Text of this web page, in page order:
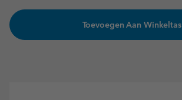
Toevoegen Aan Winkeltas